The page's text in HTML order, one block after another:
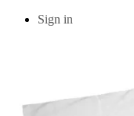
Sign in